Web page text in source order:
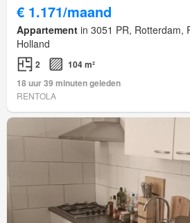
€ 1.171/maand
Appartement in 3051 PR, Rotterdam,
Holland
2
104 m²
18 uur 39 minuten geleden
RENTOLA